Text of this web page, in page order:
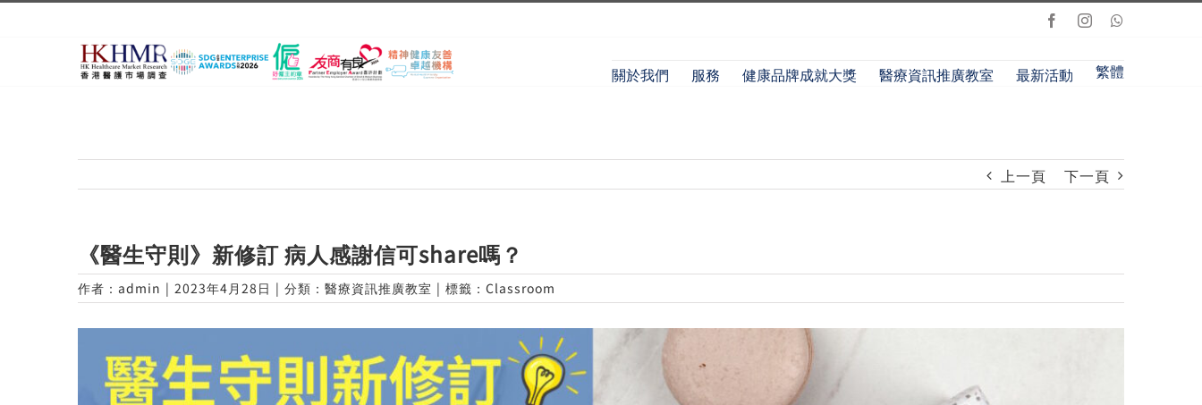
Skip
FacebookInstagram
關於我們 服務 健康品牌成就大獎 醫療資訊推廣教室 最新活動 繁體
上一頁 下一頁
《醫生守則》新修訂 病人感謝信可share嗎？
作者： admin | 2023年4月28日 | 分類： 醫療資訊推廣教室 | 標籤： Classroom